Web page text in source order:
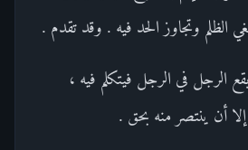
الظلم وتجاوز الحد فيه . وقد تقدم .
الرجل في الرجل فيتكلم فيه ،
أن ينتصر منه بحق .